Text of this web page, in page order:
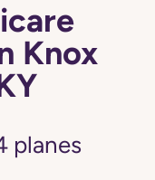
Knox
planes